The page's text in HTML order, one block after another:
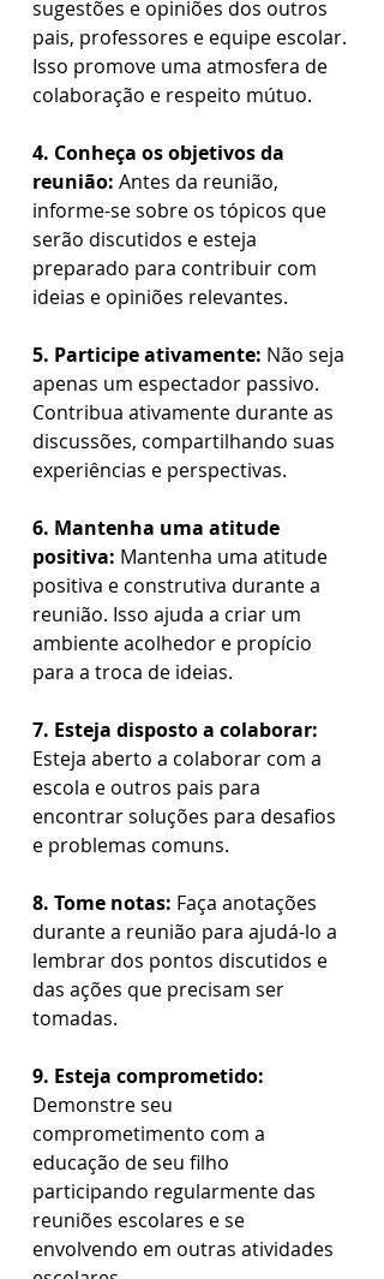
sugestões e opiniões dos outros
pais, professores e equipe escolar.
Isso promove uma atmosfera de
colaboração e respeito mútuo.
4. Conheça os objetivos da
reunião: Antes da reunião,
informe-se sobre os tópicos que
serão discutidos e esteja
preparado para contribuir com
ideias e opiniões relevantes.
5. Participe ativamente: Não seja
apenas um espectador passivo.
Contribua ativamente durante as
discussões, compartilhando suas
experiências e perspectivas.
6. Mantenha uma atitude
positiva: Mantenha uma atitude
positiva e construtiva durante a
reunião. Isso ajuda a criar um
ambiente acolhedor e propício
para a troca de ideias.
7. Esteja disposto a colaborar:
Esteja aberto a colaborar com a
escola e outros pais para
encontrar soluções para desafios
e problemas comuns.
8. Tome notas: Faça anotações
durante a reunião para ajudá-lo a
lembrar dos pontos discutidos e
das ações que precisam ser
tomadas.
9. Esteja comprometido:
Demonstre seu
comprometimento com a
educação de seu filho
participando regularmente das
reuniões escolares e se
envolvendo em outras atividades